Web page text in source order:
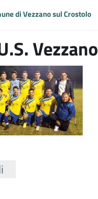
di Vezzano sul Crostolo
IN COMUNE
COLLINE MATILDICHE
Vezzano